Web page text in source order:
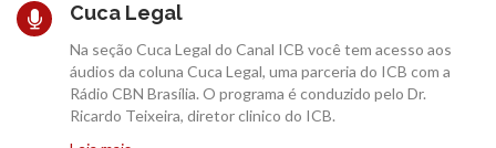
Cuca Legal
Na seção Cuca Legal do Canal ICB você tem acesso aos
áudios da coluna Cuca Legal, uma parceria do ICB com a
Rádio CBN Brasília. O programa é conduzido pelo Dr.
Ricardo Teixeira, diretor clinico do ICB.